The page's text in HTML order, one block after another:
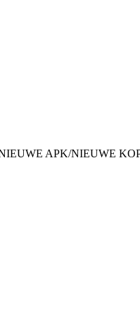
NIEUWE APK/NIEUWE